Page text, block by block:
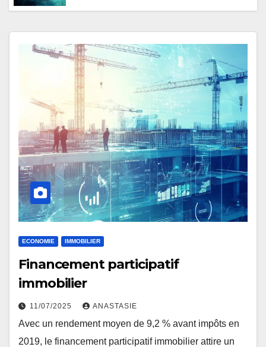
effet de serre ?
ECONOMIE IMMOBILIER
Financement participatif
immobilier
11/07/2025 ANASTASIE
Avec un rendement moyen de 9,2 % avant impôts en
2019, le financement participatif immobilier attire un